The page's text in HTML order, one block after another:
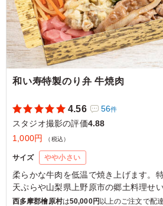
和い寿特製のり弁 牛焼肉
4.56 56件
スタジオ撮影の評価4.88
1,000円
（税込）
サイズ やや小さい
柔らかな牛肉を低温で焼き上げます。
天ぷらや山梨県上野原市の郷土料理せ
県の味も楽しめます。
西多摩郡檜原村は50,000円以上のご注文で配